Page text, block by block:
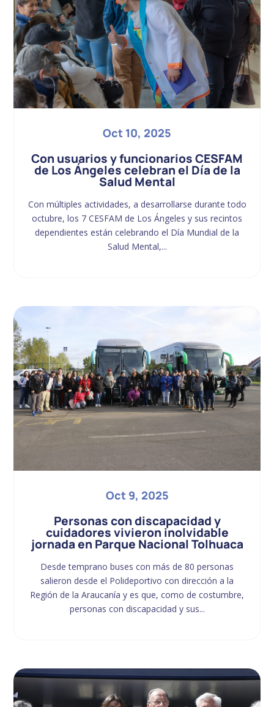
Con usuarios y funcionarios CESFAM
de Los Ángeles celebran el Día de la
Salud Mental
Oct 10, 2025
Con múltiples actividades, a desarrollarse durante todo
octubre, los 7 CESFAM de Los Ángeles y sus recintos
dependientes están celebrando el Día Mundial de la
Salud Mental,...
Personas con discapacidad y
cuidadores vivieron inolvidable
jornada en Parque Nacional Tolhuaca
Oct 9, 2025
Desde temprano buses con más de 80 personas
salieron desde el Polideportivo con dirección a la
Región de la Araucanía y es que, como de costumbre,
personas con discapacidad y sus...